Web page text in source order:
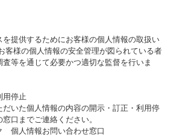
提供するためにお客様の個人情報の取扱い
客様の個人情報の安全管理が図られている者
等を通じて必要かつ適切な監督を行いま
用停止
いた個人情報の内容の開示・訂正・利用停
口までご連絡ください。
個人情報お問い合わせ窓口